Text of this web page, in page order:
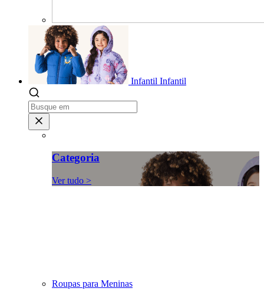
Infantil Infantil
Categoria
Ver tudo >
Roupas para Meninas